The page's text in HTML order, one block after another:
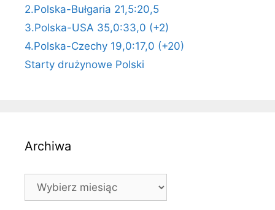
2.Polska-Bułgaria 21,5:20,5
3.Polska-USA 35,0:33,0 (+2)
4.Polska-Czechy 19,0:17,0 (+20)
Starty drużynowe Polski
Archiwa
Archiwa